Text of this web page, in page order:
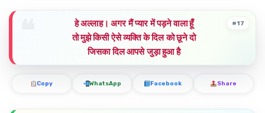
हे अल्लाह। अगर मैं प्यार में पड़ने वाला हूँ
तो मुझे किसी ऐसे व्यक्ति के दिल को छूने दो
जिसका दिल आपसे जुड़ा हुआ है
#17
Copy WhatsApp Facebook Share